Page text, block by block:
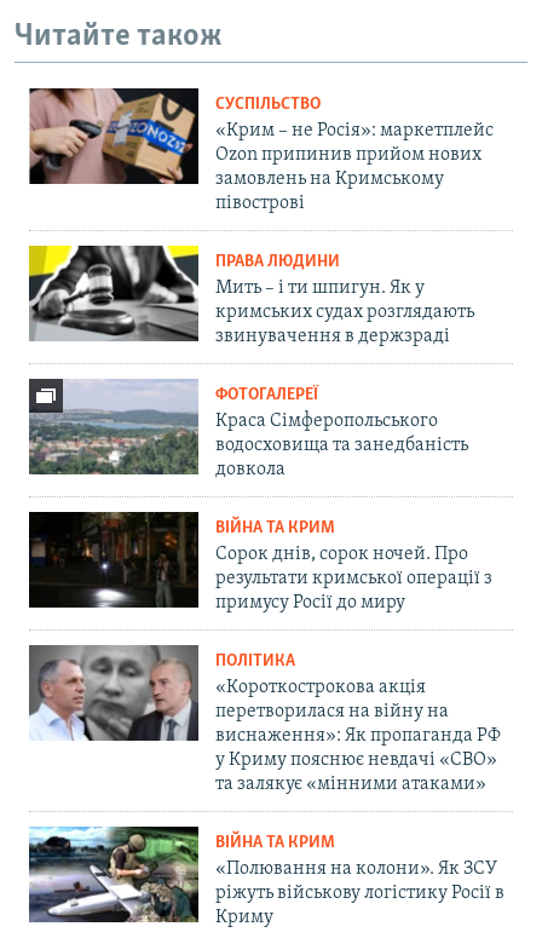
Читайте також
СУСПІЛЬСТВО
«Крим – не Росія»: маркетплейс
Ozon припинив прийом нових
замовлень на Кримському
півострові
ПРАВА ЛЮДИНИ
Мить – і ти шпигун. Як у
кримських судах розглядають
звинувачення в держзраді
ФОТОГАЛЕРЕЇ
Краса Сімферопольського
водосховища та занедбаність
довкола
ВІЙНА ТА КРИМ
Сорок днів, сорок ночей. Про
результати кримської операції з
примусу Росії до миру
ПОЛІТИКА
«Короткострокова акція
перетворилася на війну на
виснаження»: Як пропаганда РФ
у Криму пояснює невдачі «СВО»
та залякує «мінними атаками»
ВІЙНА ТА КРИМ
«Полювання на колони». Як ЗСУ
ріжуть військову логістику Росії в
Криму